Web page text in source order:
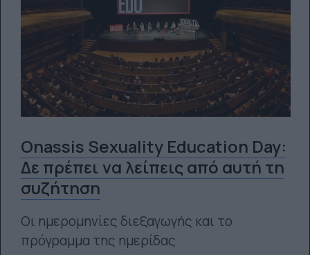
Onassis Sexuality Education Day:
Δε πρέπει να λείπεις από αυτή τη
συζήτηση
Οι ημερομηνίες διεξαγωγής και το
πρόγραμμα της ημερίδας